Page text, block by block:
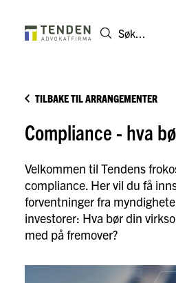
TILBAKE TIL ARRANGEMENTER
Compliance - hva
Velkommen til Tendens
compliance. Her vil du få
forventninger fra
investorer: Hva bør din
med på fremover?